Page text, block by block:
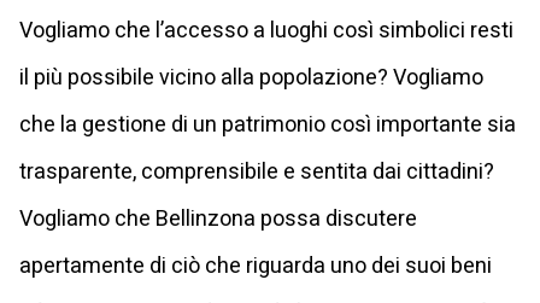
Vogliamo che l’accesso a luoghi così simbolici resti
il più possibile vicino alla popolazione? Vogliamo
che la gestione di un patrimonio così importante sia
trasparente, comprensibile e sentita dai cittadini?
Vogliamo che Bellinzona possa discutere
apertamente di ciò che riguarda uno dei suoi beni